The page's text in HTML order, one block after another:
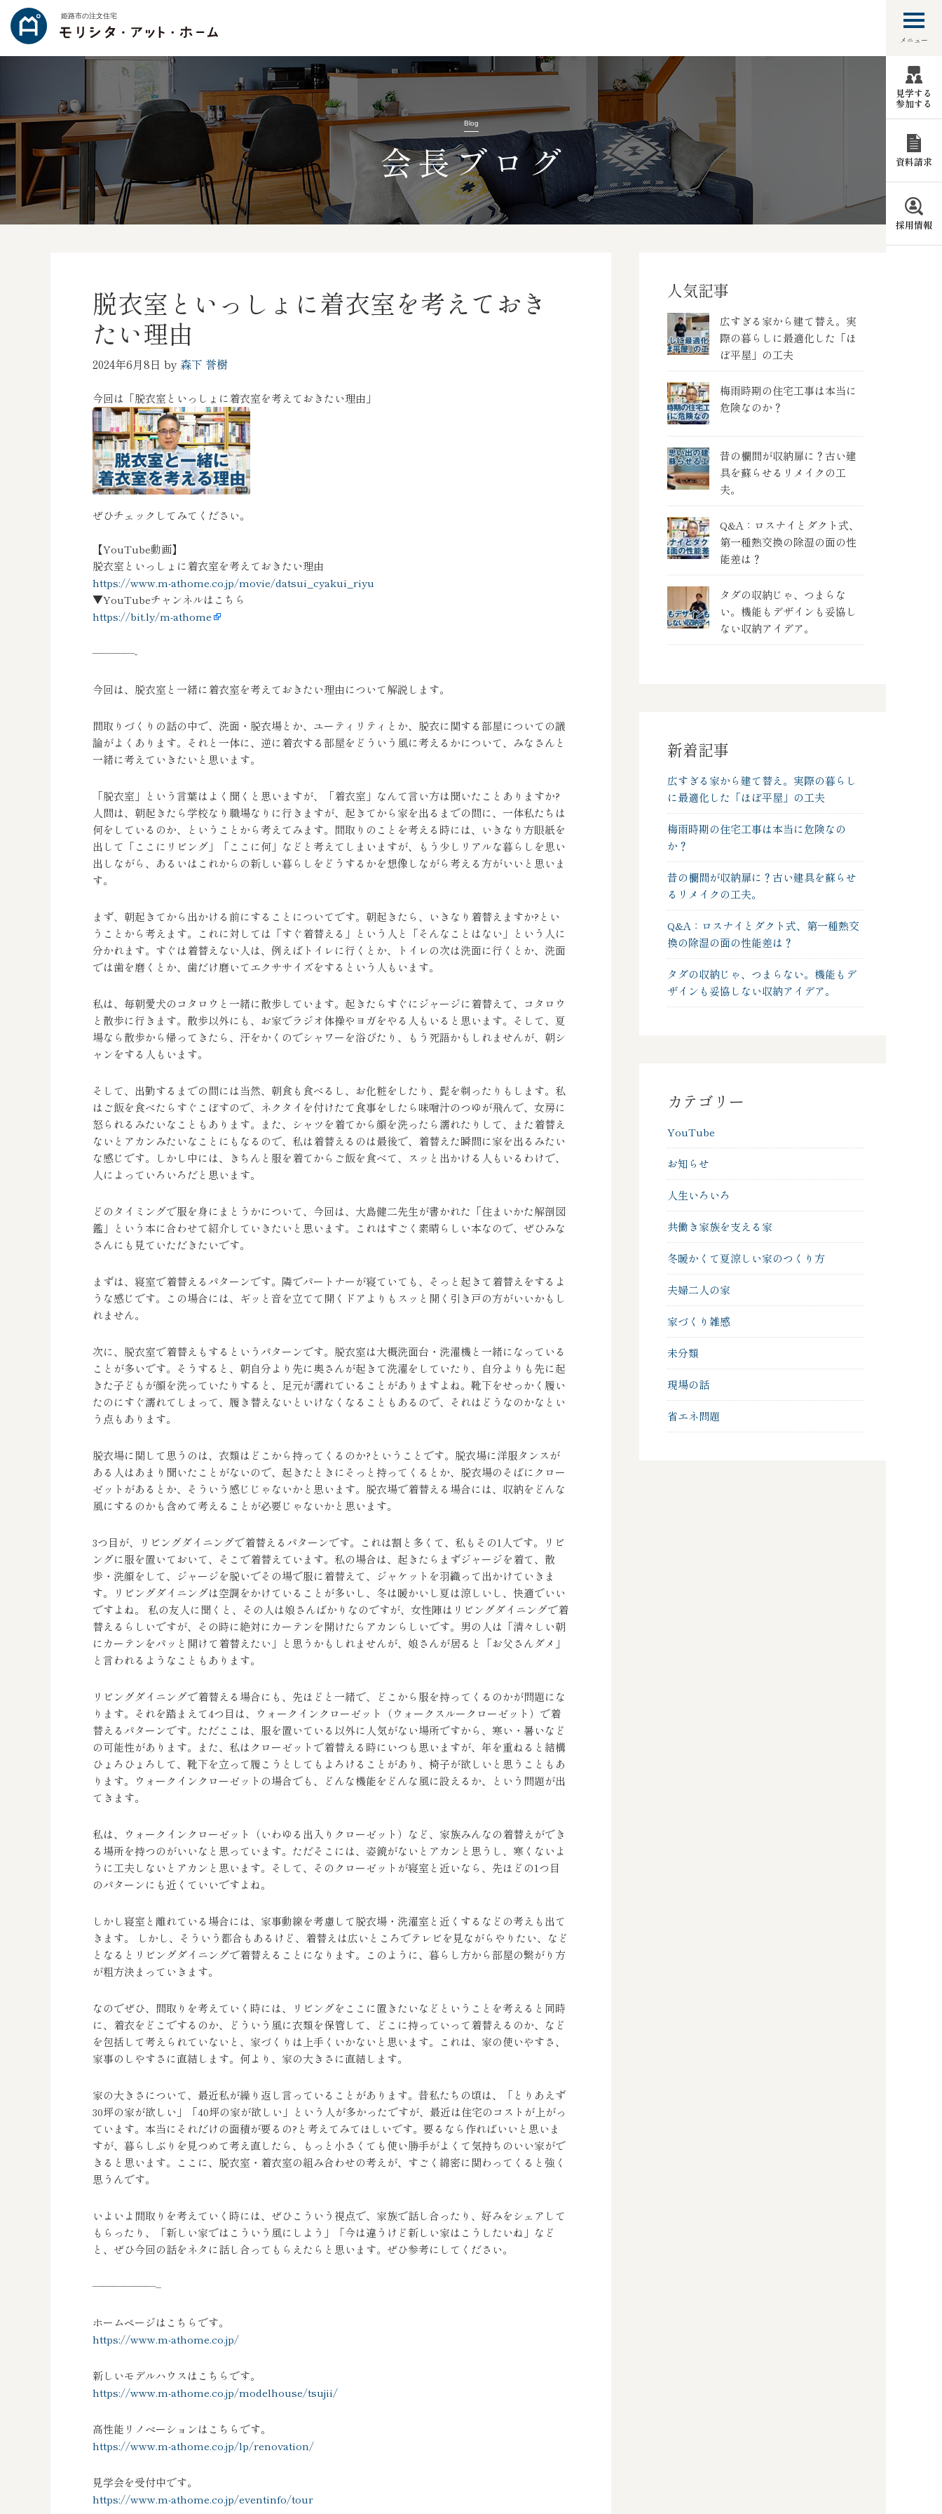
姫路市の注文住宅
メニュー
見学する
参加する
資料請求
採用情報
Blog
会長ブログ
脱衣室といっしょに着衣室を考えておき
たい理由
2024年6月8日 by 森下 誉樹
今回は「脱衣室といっしょに着衣室を考えておきたい理由」
ぜひチェックしてみてください。
【YouTube動画】
脱衣室といっしょに着衣室を考えておきたい理由
https://www.m-athome.co.jp/movie/datsui_cyakui_riyu
▼YouTubeチャンネルはこちら
https://bit.ly/m-athome
————-
今回は、脱衣室と一緒に着衣室を考えておきたい理由について解説します。
間取りづくりの話の中で、洗面・脱衣場とか、ユーティリティとか、脱衣に関する部屋についての議
論がよくあります。それと一体に、逆に着衣する部屋をどういう風に考えるかについて、みなさんと
一緒に考えていきたいと思います。
「脱衣室」という言葉はよく聞くと思いますが、「着衣室」なんて言い方は聞いたことありますか?
人間は、朝起きたら学校なり職場なりに行きますが、起きてから家を出るまでの間に、一体私たちは
何をしているのか、ということから考えてみます。間取りのことを考える時には、いきなり方眼紙を
出して「ここにリビング」「ここに何」などと考えてしまいますが、もう少しリアルな暮らしを思い
出しながら、あるいはこれからの新しい暮らしをどうするかを想像しながら考える方がいいと思いま
す。
まず、朝起きてから出かける前にすることについてです。朝起きたら、いきなり着替えますか?とい
うことから考えます。これに対しては「すぐ着替える」という人と「そんなことはない」という人に
分かれます。すぐは着替えない人は、例えばトイレに行くとか、トイレの次は洗面に行くとか、洗面
では歯を磨くとか、歯だけ磨いてエクササイズをするという人もいます。
私は、毎朝愛犬のコタロウと一緒に散歩しています。起きたらすぐにジャージに着替えて、コタロウ
と散歩に行きます。散歩以外にも、お家でラジオ体操やヨガをやる人もいると思います。そして、夏
場なら散歩から帰ってきたら、汗をかくのでシャワーを浴びたり、もう死語かもしれませんが、朝シ
ャンをする人もいます。
そして、出勤するまでの間には当然、朝食も食べるし、お化粧をしたり、髭を剃ったりもします。私
はご飯を食べたらすぐこぼすので、ネクタイを付けたて食事をしたら味噌汁のつゆが飛んで、女房に
怒られるみたいなこともあります。また、シャツを着てから顔を洗ったら濡れたりして、また着替え
ないとアカンみたいなことにもなるので、私は着替えるのは最後で、着替えた瞬間に家を出るみたい
な感じです。しかし中には、きちんと服を着てからご飯を食べて、スッと出かける人もいるわけで、
人によっていろいろだと思います。
どのタイミングで服を身にまとうかについて、今回は、大島健二先生が書かれた「住まいかた解剖図
鑑」という本に合わせて紹介していきたいと思います。これはすごく素晴らしい本なので、ぜひみな
さんにも見ていただきたいです。
まずは、寝室で着替えるパターンです。隣でパートナーが寝ていても、そっと起きて着替えをするよ
うな感じです。この場合には、ギッと音を立てて開くドアよりもスッと開く引き戸の方がいいかもし
れません。
次に、脱衣室で着替えもするというパターンです。脱衣室は大概洗面台・洗濯機と一緒になっている
ことが多いです。そうすると、朝自分より先に奥さんが起きて洗濯をしていたり、自分よりも先に起
きた子どもが顔を洗っていたりすると、足元が濡れていることがありますよね。靴下をせっかく履い
たのにすぐ濡れてしまって、履き替えないといけなくなることもあるので、それはどうなのかなとい
う点もあります。
脱衣場に関して思うのは、衣類はどこから持ってくるのか?ということです。脱衣場に洋服タンスが
ある人はあまり聞いたことがないので、起きたときにそっと持ってくるとか、脱衣場のそばにクロー
ゼットがあるとか、そういう感じじゃないかと思います。脱衣場で着替える場合には、収納をどんな
風にするのかも含めて考えることが必要じゃないかと思います。
3つ目が、リビングダイニングで着替えるパターンです。これは割と多くて、私もその1人です。リビ
ングに服を置いておいて、そこで着替えています。私の場合は、起きたらまずジャージを着て、散
歩・洗顔をして、ジャージを脱いでその場で服に着替えて、ジャケットを羽織って出かけていきま
す。リビングダイニングは空調をかけていることが多いし、冬は暖かいし夏は涼しいし、快適でいい
ですよね。 私の友人に聞くと、その人は娘さんばかりなのですが、女性陣はリビングダイニングで着
替えるらしいですが、その時に絶対にカーテンを開けたらアカンらしいです。男の人は「清々しい朝
にカーテンをパッと開けて着替えたい」と思うかもしれませんが、娘さんが居ると「お父さんダメ」
と言われるようなこともあります。
リビングダイニングで着替える場合にも、先ほどと一緒で、どこから服を持ってくるのかが問題にな
ります。それを踏まえて4つ目は、ウォークインクローゼット（ウォークスルークローゼット）で着
替えるパターンです。ただここは、服を置いている以外に人気がない場所ですから、寒い・暑いなど
の可能性があります。また、私はクローゼットで着替える時にいつも思いますが、年を重ねると結構
ひょろひょろして、靴下を立って履こうとしてもよろけることがあり、椅子が欲しいと思うこともあ
ります。ウォークインクローゼットの場合でも、どんな機能をどんな風に設えるか、という問題が出
てきます。
私は、ウォークインクローゼット（いわゆる出入りクローゼット）など、家族みんなの着替えができ
る場所を持つのがいいなと思っています。ただそこには、姿鏡がないとアカンと思うし、寒くないよ
うに工夫しないとアカンと思います。そして、そのクローゼットが寝室と近いなら、先ほどの1つ目
のパターンにも近くていいですよね。
しかし寝室と離れている場合には、家事動線を考慮して脱衣場・洗濯室と近くするなどの考えも出て
きます。 しかし、そういう都合もあるけど、着替えは広いところでテレビを見ながらやりたい、など
となるとリビングダイニングで着替えることになります。このように、暮らし方から部屋の繋がり方
が粗方決まっていきます。
なのでぜひ、間取りを考えていく時には、リビングをここに置きたいなどということを考えると同時
に、着衣をどこでするのか、どういう風に衣類を保管して、どこに持っていって着替えるのか、など
を包括して考えられていないと、家づくりは上手くいかないと思います。これは、家の使いやすさ、
家事のしやすさに直結します。何より、家の大きさに直結します。
家の大きさについて、最近私が繰り返し言っていることがあります。昔私たちの頃は、「とりあえず
30坪の家が欲しい」「40坪の家が欲しい」という人が多かったですが、最近は住宅のコストが上がっ
ています。本当にそれだけの面積が要るの?と考えてみてほしいです。要るなら作ればいいと思いま
すが、暮らしぶりを見つめて考え直したら、もっと小さくても使い勝手がよくて気持ちのいい家がで
きると思います。ここに、脱衣室・着衣室の組み合わせの考えが、すごく綿密に関わってくると強く
思うんです。
いよいよ間取りを考えていく時には、ぜひこういう視点で、家族で話し合ったり、好みをシェアして
もらったり、「新しい家ではこういう風にしよう」「今は違うけど新しい家はこうしたいね」など
と、ぜひ今回の話をネタに話し合ってもらえたらと思います。ぜひ参考にしてください。
——————–
ホームページはこちらです。
https://www.m-athome.co.jp/
新しいモデルハウスはこちらです。
https://www.m-athome.co.jp/modelhouse/tsujii/
高性能リノベーションはこちらです。
https://www.m-athome.co.jp/lp/renovation/
見学会を受付中です。
https://www.m-athome.co.jp/eventinfo/tour
人気記事
広すぎる家から建て替え。実
際の暮らしに最適化した「ほ
ぼ平屋」の工夫
梅雨時期の住宅工事は本当に
危険なのか？
昔の欄間が収納扉に？古い建
具を蘇らせるリメイクの工
夫。
Q&A：ロスナイとダクト式、
第一種熱交換の除湿の面の性
能差は？
タダの収納じゃ、つまらな
い。機能もデザインも妥協し
ない収納アイデア。
新着記事
広すぎる家から建て替え。実際の暮らし
に最適化した「ほぼ平屋」の工夫
梅雨時期の住宅工事は本当に危険なの
か？
昔の欄間が収納扉に？古い建具を蘇らせ
るリメイクの工夫。
Q&A：ロスナイとダクト式、第一種熱交
換の除湿の面の性能差は？
タダの収納じゃ、つまらない。機能もデ
ザインも妥協しない収納アイデア。
カテゴリー
YouTube
お知らせ
人生いろいろ
共働き家族を支える家
冬暖かくて夏涼しい家のつくり方
夫婦二人の家
家づくり雑感
未分類
現場の話
省エネ問題